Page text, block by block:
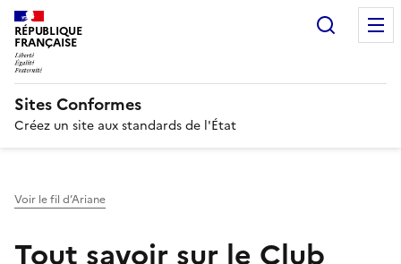
RÉPUBLIQUE
FRANÇAISE
Sites Conformes
Créez un site aux standards de l'État
Voir le fil d’Ariane
Tout savoir sur le Club